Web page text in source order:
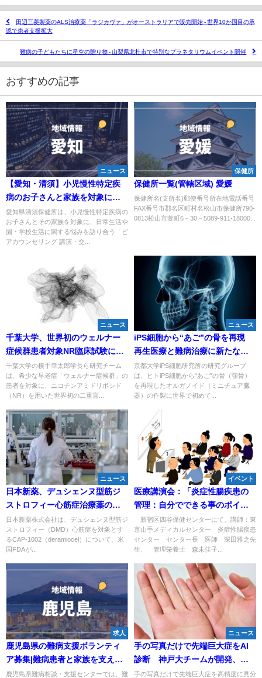
田辺三菱製薬のALS治療薬「ラジカヴァ」がオーストラリアで販売開始 - 世界10か国目の承
認で患者支援拡大
難病の子どもたちに星空の贈り物 - 山梨県北杜市で特別なプラネタリウムイベント開催
おすすめの記事
ニュース
【愛知・清須】小児慢性特定疾
病のお子さんと家族を対象にし
たピアカウンセリング講演・交
流会を開催——2026年7月31日
愛知県清須保健所は、小児慢性特定疾病の
お子さんとその家族を対象に、日常生活や
園・学校生活に関する悩みを語り合う「ピ
アカウンセリング 講演・交...
保健所
保健所一覧(管轄区域) 愛媛
保健所名(支所名)郵便番号所在地電話番号
FAX番号市郡名区町村名松山市保健所790-
0813松山市萱町6－30－5089-911-18000...
ニュース
千葉大学、世界初のウェルナー
症候群患者対象NR臨床試験に成
功―動脈硬化や難治性皮膚潰
瘍、腎機能低下の改善を確認
千葉大学の横手幸太郎学長ら研究チーム
は、希少な早老症「ウェルナー症候群」の
患者を対象に、ニコチンアミドリボシド
（NR）を用いた世界初の二重盲...
ニュース
iPS細胞から“あご”の骨を再現
再生医療と難病治療に新たな希
望―京都大学の世界初研究
京都大学iPS細胞研究所の研究グループ
は、ヒトiPS細胞から“あご”の骨（顎骨）
を再現したオルガノイド（ミニチュア臓
器）の作製に世界で初めて...
ニュース
日本新薬、デュシェンヌ型筋ジ
ストロフィー心筋症治療薬の米
国FDA申請受理を発表
日本新薬株式会社は、デュシェンヌ型筋ジ
ストロフィー（DMD）心筋症を対象とす
るCAP-1002（deramiocel）について、米
国FDAが...
イベント
医療講演会：「炎症性腸疾患の
管理：⾃分でできる事のポイン
ト」のお知らせ
新宿区四谷保健センターにて、講師：東
京⼭⼿メディカルセンター 炎症性腸疾患
センター センター⻑ 医師 深⽥雅之先
生、 管理栄養⼠ 森未佳⼦...
求人
鹿児島県の難病支援ボランティ
ア募集|難病患者と家族を支える
活動に参加しませんか
鹿児島県難病相談・支援センターでは、難
ニュース
手の写真だけで先端巨大症をAI
診断 神戸大チームが開発、プ
ライバシーにも配慮
手の写真だけで先端巨大症を高精度に見分